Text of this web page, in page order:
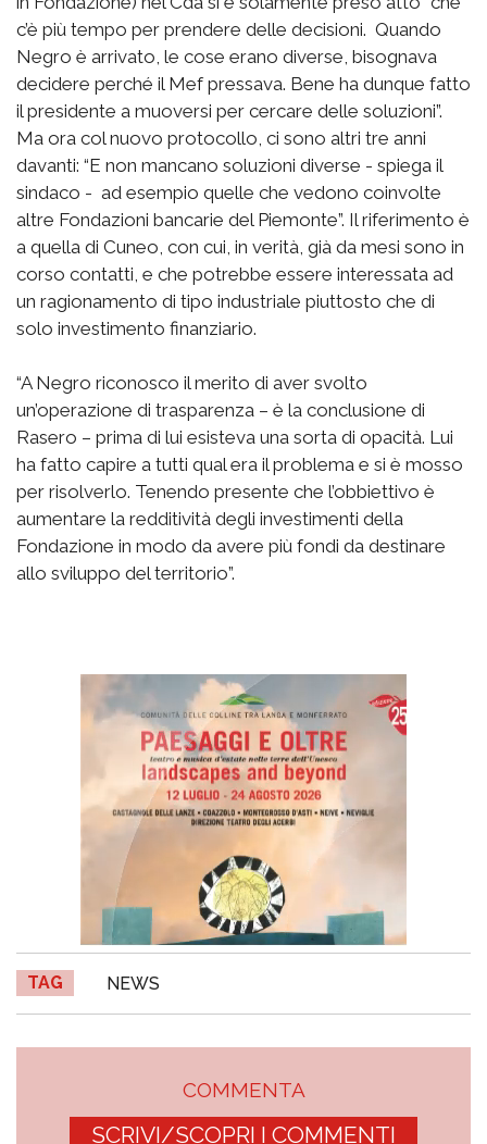
c’è più tempo per prendere delle decisioni. Quando
Negro è arrivato, le cose erano diverse, bisognava
decidere perché il Mef pressava. Bene ha dunque fatto
il presidente a muoversi per cercare delle soluzioni”.
Ma ora col nuovo protocollo, ci sono altri tre anni
davanti: “E non mancano soluzioni diverse - spiega il
sindaco - ad esempio quelle che vedono coinvolte
altre Fondazioni bancarie del Piemonte”. Il riferimento è
a quella di Cuneo, con cui, in verità, già da mesi sono in
corso contatti, e che potrebbe essere interessata ad
un ragionamento di tipo industriale piuttosto che di
solo investimento finanziario.
“A Negro riconosco il merito di aver svolto
un’operazione di trasparenza – è la conclusione di
Rasero – prima di lui esisteva una sorta di opacità. Lui
ha fatto capire a tutti qual era il problema e si è mosso
per risolverlo. Tenendo presente che l’obbiettivo è
aumentare la redditività degli investimenti della
Fondazione in modo da avere più fondi da destinare
allo sviluppo del territorio”.
TAG NEWS
COMMENTA
SCRIVI/SCOPRI I COMMENTI